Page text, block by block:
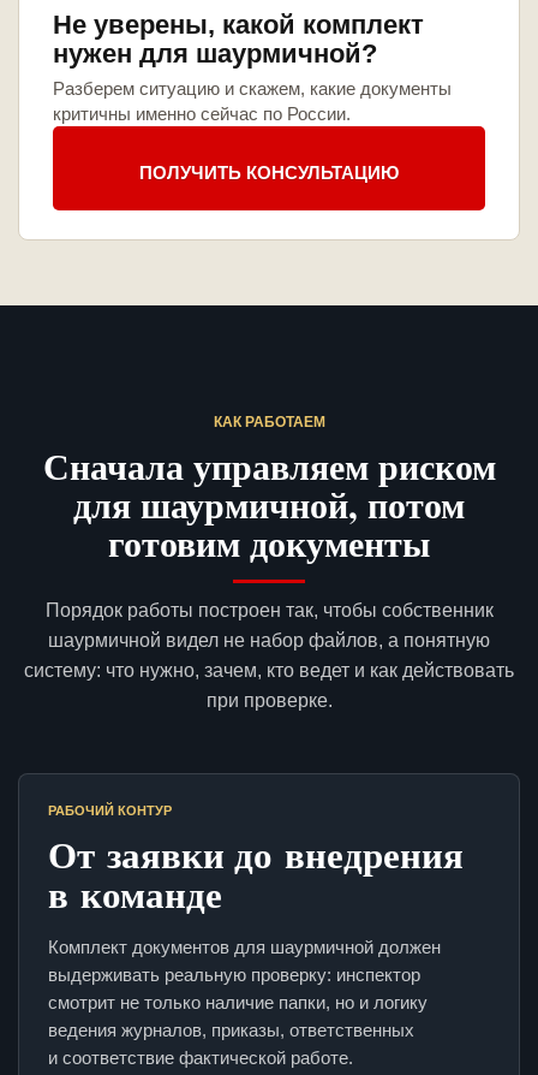
Не уверены, какой комплект
нужен для шаурмичной?
Разберем ситуацию и скажем, какие документы
критичны именно сейчас по России.
ПОЛУЧИТЬ КОНСУЛЬТАЦИЮ
КАК РАБОТАЕМ
Сначала управляем риском
для шаурмичной, потом
готовим документы
Порядок работы построен так, чтобы собственник
шаурмичной видел не набор файлов, а понятную
систему: что нужно, зачем, кто ведет и как действовать
при проверке.
РАБОЧИЙ КОНТУР
От заявки до внедрения
в команде
Комплект документов для шаурмичной должен
выдерживать реальную проверку: инспектор
смотрит не только наличие папки, но и логику
ведения журналов, приказы, ответственных
и соответствие фактической работе.